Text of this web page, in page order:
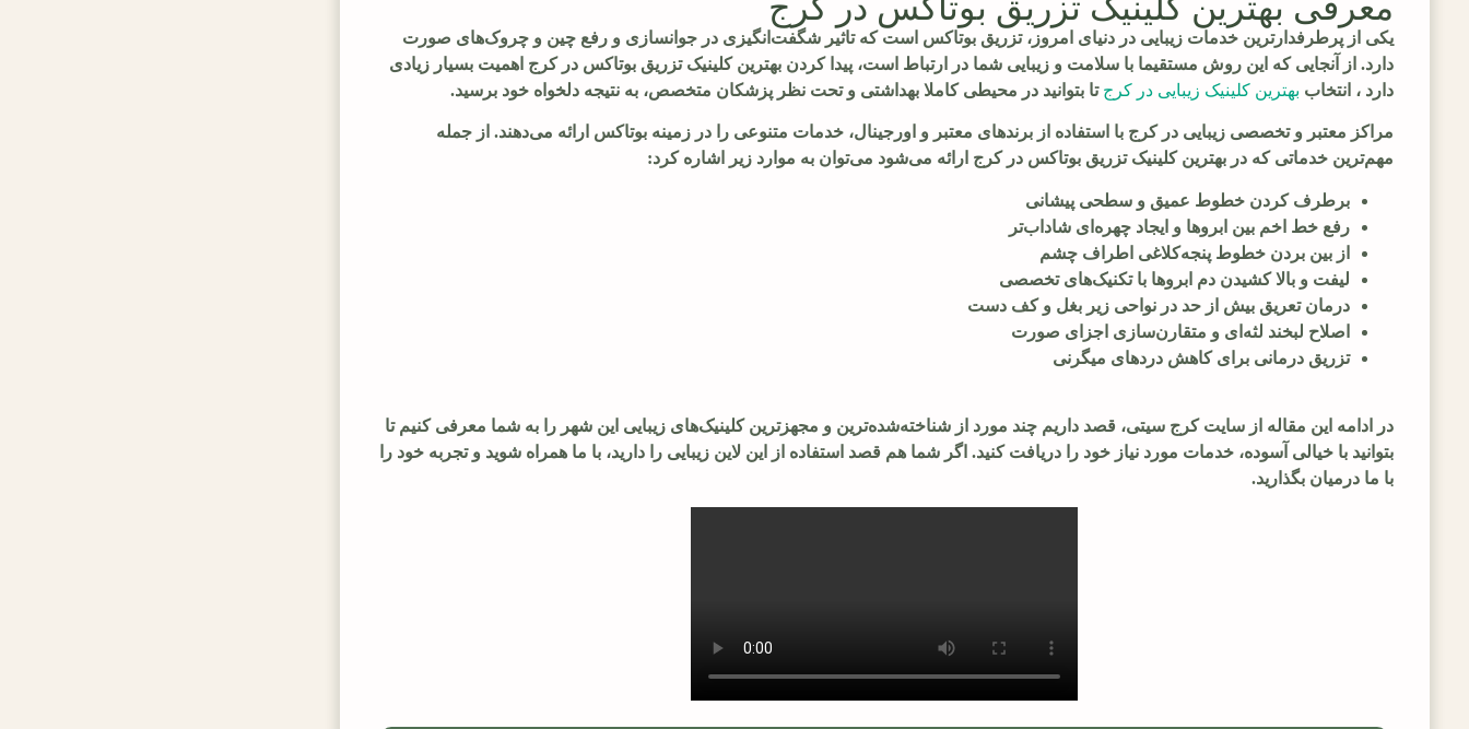
یکی از پرطرفدارترین خدمات زیبایی در دنیای امروز، تزریق بوتاکس است که تاثیر شگفت‌انگیزی در جوانسازی و رفع چین و چروک‌های صورت
دارد. از آنجایی که این روش مستقیما با سلامت و زیبایی شما در ارتباط است، پیدا کردن بهترین کلینیک تزریق بوتاکس در کرج اهمیت بسیار زیادی
دارد ، انتخاب بهترین کلینیک زیبایی در کرج تا بتوانید در محیطی کاملا بهداشتی و تحت نظر پزشکان متخصص، به نتیجه دلخواه خود برسید.
مراکز معتبر و تخصصی زیبایی در کرج با استفاده از برندهای معتبر و اورجینال، خدمات متنوعی را در زمینه بوتاکس ارائه می‌دهند. از جمله
مهم‌ترین خدماتی که در بهترین کلینیک تزریق بوتاکس در کرج ارائه می‌شود می‌توان به موارد زیر اشاره کرد:
برطرف کردن خطوط عمیق و سطحی پیشانی
رفع خط اخم بین ابروها و ایجاد چهره‌ای شاداب‌تر
از بین بردن خطوط پنجه‌کلاغی اطراف چشم
لیفت و بالا کشیدن دم ابروها با تکنیک‌های تخصصی
درمان تعریق بیش از حد در نواحی زیر بغل و کف دست
اصلاح لبخند لثه‌ای و متقارن‌سازی اجزای صورت
تزریق درمانی برای کاهش دردهای میگرنی
در ادامه این مقاله از سایت کرج سیتی، قصد داریم چند مورد از شناخته‌شده‌ترین و مجهزترین کلینیک‌های زیبایی این شهر را به شما معرفی کنیم تا
بتوانید با خیالی آسوده، خدمات مورد نیاز خود را دریافت کنید. اگر شما هم قصد استفاده از این لاین زیبایی را دارید، با ما همراه شوید و تجربه خود را
با ما درمیان بگذارید.